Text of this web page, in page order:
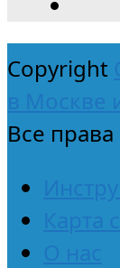
Copyright
в Москве
Все
Карта
О нас